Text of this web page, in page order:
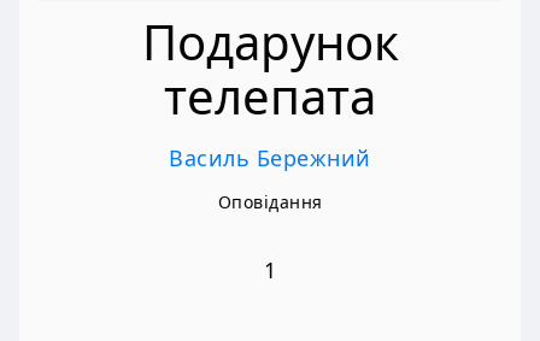
Подарунок
телепата
Василь Бережний
Оповідання
1